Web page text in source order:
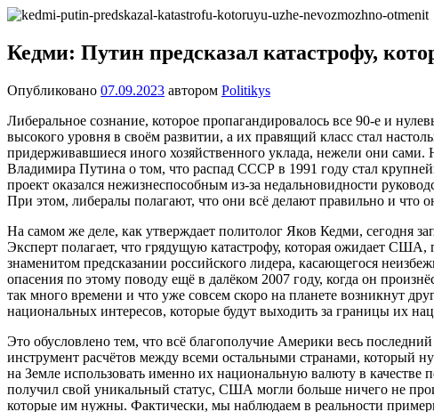
Перейти
содержимому
один
сайт
WordPress
Кедми: Путин предсказал катастрофу,
Опубликовано 07.09.2023 автором Politikys
Либеральное сознание, которое пропагандировалось все 90-е и
высокого уровня в своём развитии, а их правящий класс стал
придерживавшиеся иного хозяйственного уклада, нежели они
Владимира Путина о том, что распад СССР в 1991 году стал
проект оказался нежизнеспособным из-за недальновидности
При этом, либералы полагают, что они всё делают правильно и что
На самом же деле, как утверждает политолог Яков Кедми, сегодня
Эксперт полагает, что грядущую катастрофу, которая ожидает
знаменитом предсказании российского лидера, касающегося
опасения по этому поводу ещё в далёком 2007 году, когда он
так много времени и что уже совсем скоро на планете возникнут
национальных интересов, которые будут выходить за границы их
Это обусловлено тем, что всё благополучие Америки весь
инструмент расчётов между всеми остальными странами, который
на Земле использовать именно их национальную валюту в качестве
получил свой уникальный статус, США могли больше ничего не
которые им нужны. Фактически, мы наблюдаем в реальности